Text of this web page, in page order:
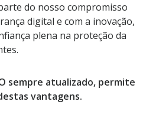
do nosso compromisso
digital e com a inovação,
plena na proteção da
sempre atualizado, permite
vantagens.